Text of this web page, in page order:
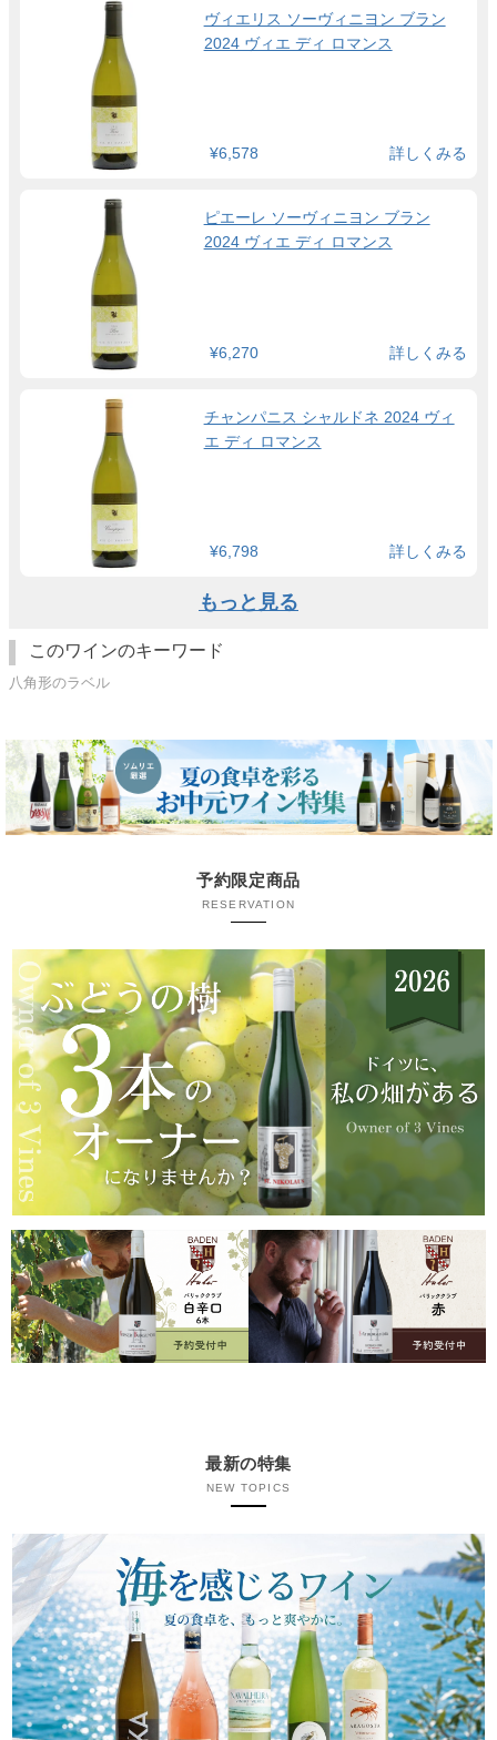
ヴィエリス ソーヴィニヨン ブラン
2024 ヴィエ ディ ロマンス
¥6,578 詳しくみる
ピエーレ ソーヴィニヨン ブラン
2024 ヴィエ ディ ロマンス
¥6,270 詳しくみる
チャンパニス シャルドネ 2024 ヴィ
エ ディ ロマンス
¥6,798 詳しくみる
もっと見る
このワインのキーワード
八角形のラベル
予約限定商品
RESERVATION
最新の特集
NEW TOPICS